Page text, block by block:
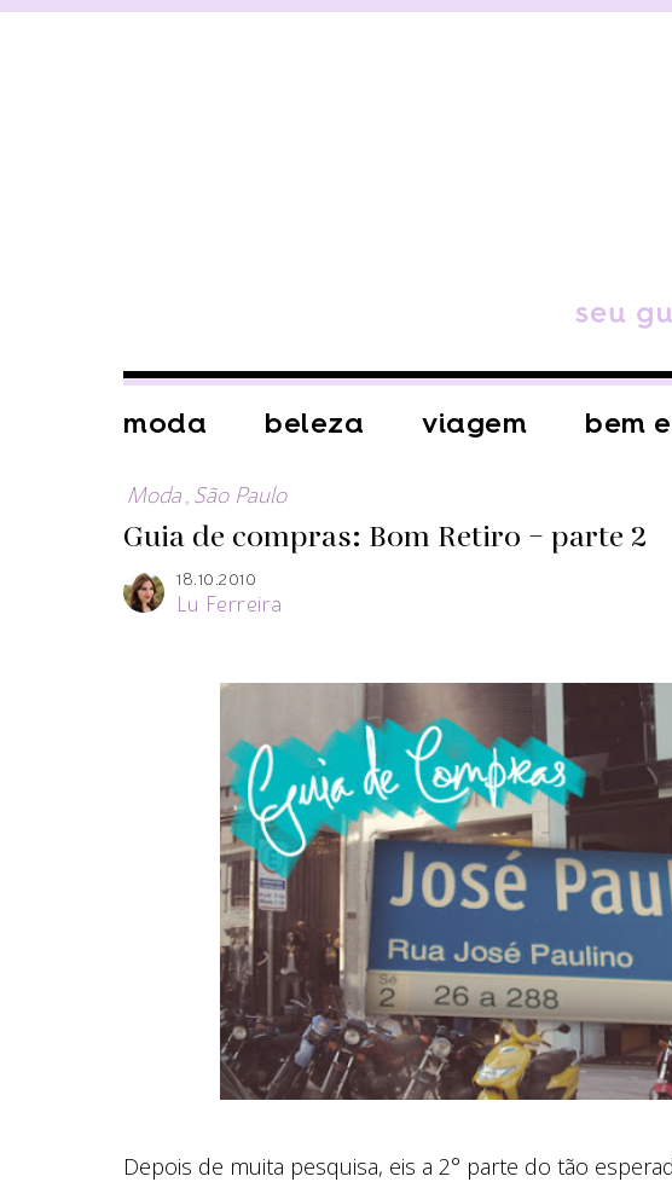
moda beleza viagem bem
Moda , São Paulo
Guia de compras: Bom Retiro – parte 2
18.10.2010
Lu Ferreira
Depois de muita pesquisa, eis a 2° parte do tão